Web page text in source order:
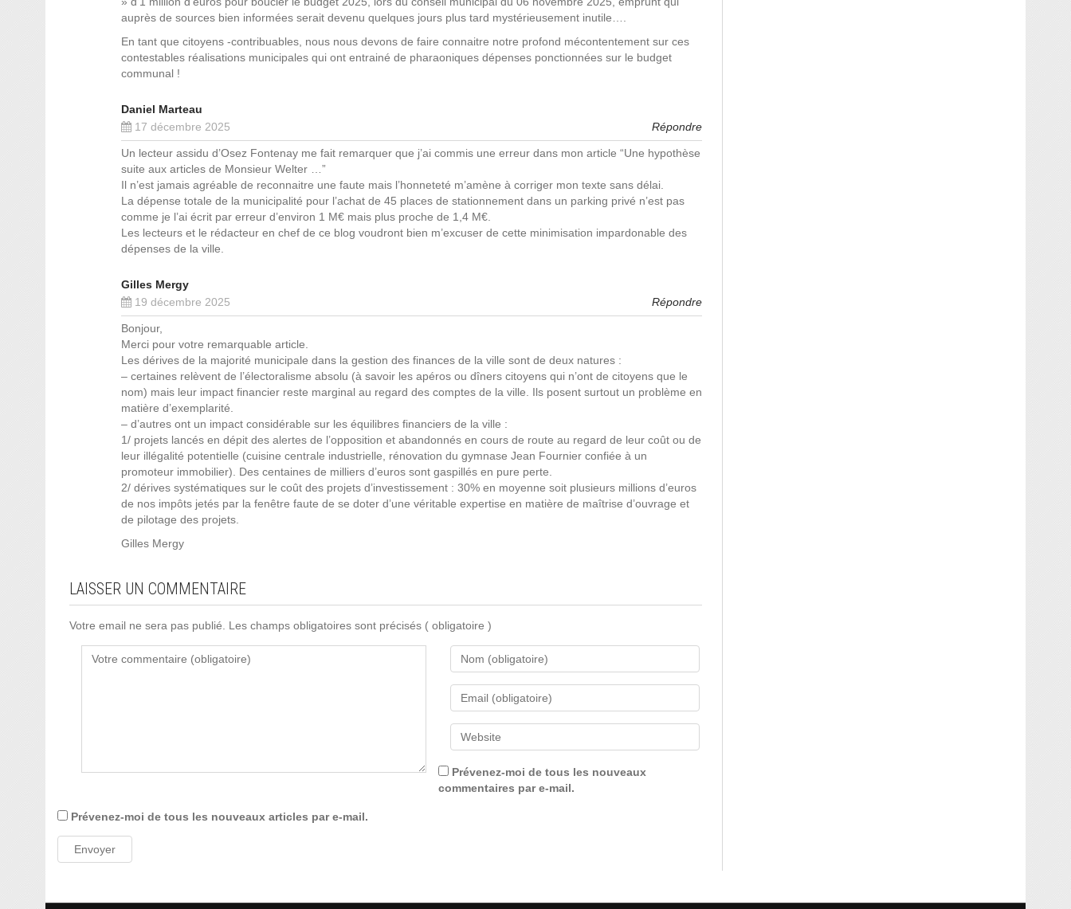
auprès de sources bien informées serait devenu quelques jours plus tard mystérieusement inutile….
En tant que citoyens -contribuables, nous nous devons de faire connaitre notre profond mécontentement sur ces
contestables réalisations municipales qui ont entrainé de pharaoniques dépenses ponctionnées sur le budget
communal !
Daniel Marteau
17 décembre 2025
Répondre
Un lecteur assidu d’Osez Fontenay me fait remarquer que j’ai commis une erreur dans mon article “Une hypothèse
suite aux articles de Monsieur Welter …”
Il n’est jamais agréable de reconnaitre une faute mais l’honneteté m’amène à corriger mon texte sans délai.
La dépense totale de la municipalité pour l’achat de 45 places de stationnement dans un parking privé n’est pas
comme je l’ai écrit par erreur d’environ 1 M€ mais plus proche de 1,4 M€.
Les lecteurs et le rédacteur en chef de ce blog voudront bien m’excuser de cette minimisation impardonable des
dépenses de la ville.
Gilles Mergy
19 décembre 2025
Répondre
Bonjour,
Merci pour votre remarquable article.
Les dérives de la majorité municipale dans la gestion des finances de la ville sont de deux natures :
– certaines relèvent de l’électoralisme absolu (à savoir les apéros ou dîners citoyens qui n’ont de citoyens que le
nom) mais leur impact financier reste marginal au regard des comptes de la ville. Ils posent surtout un problème en
matière d’exemplarité.
– d’autres ont un impact considérable sur les équilibres financiers de la ville :
1/ projets lancés en dépit des alertes de l’opposition et abandonnés en cours de route au regard de leur coût ou de
leur illégalité potentielle (cuisine centrale industrielle, rénovation du gymnase Jean Fournier confiée à un
promoteur immobilier). Des centaines de milliers d’euros sont gaspillés en pure perte.
2/ dérives systématiques sur le coût des projets d’investissement : 30% en moyenne soit plusieurs millions d’euros
de nos impôts jetés par la fenêtre faute de se doter d’une véritable expertise en matière de maîtrise d’ouvrage et
de pilotage des projets.
Gilles Mergy
LAISSER UN COMMENTAIRE
Votre email ne sera pas publié. Les champs obligatoires sont précisés ( obligatoire )
Prévenez-moi de tous les nouveaux
commentaires par e-mail.
Prévenez-moi de tous les nouveaux articles par e-mail.